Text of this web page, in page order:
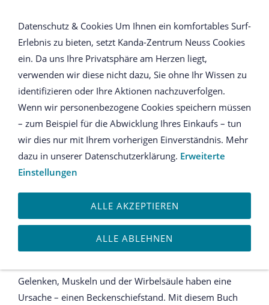
Von den Zehen bis zur
Hüfte Band 1 - Hock
Gelenken, Muskeln und der Wirbelsäule haben eine
Ursache – einen Beckenschiefstand. Mit diesem Buch
Datenschutz & Cookies Um Ihnen ein komfortables Surf-
Erlebnis zu bieten, setzt Kanda-Zentrum Neuss Cookies
ein. Da uns Ihre Privatsphäre am Herzen liegt,
verwenden wir diese nicht dazu, Sie ohne Ihr Wissen zu
identifizieren oder Ihre Aktionen nachzuverfolgen.
Wenn wir personenbezogene Cookies speichern müssen
– zum Beispiel für die Abwicklung Ihres Einkaufs – tun
wir dies nur mit Ihrem vorherigen Einverständnis. Mehr
dazu in unserer Datenschutzerklärung. Erweiterte
Einstellungen
ALLE AKZEPTIEREN
ALLE ABLEHNEN